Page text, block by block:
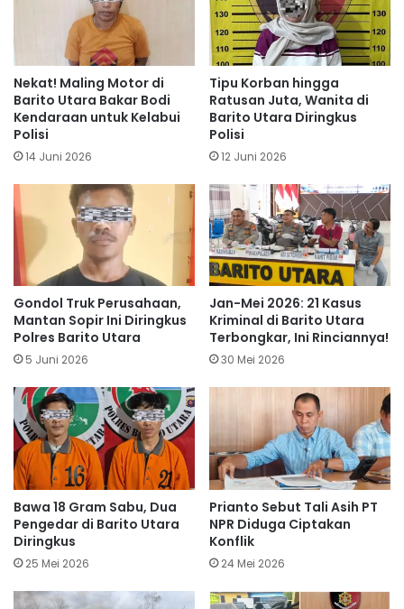
Nekat! Maling Motor di
Barito Utara Bakar Bodi
Kendaraan untuk Kelabui
Polisi
14 Juni 2026
Tipu Korban hingga
Ratusan Juta, Wanita di
Barito Utara Diringkus
Polisi
12 Juni 2026
Gondol Truk Perusahaan,
Mantan Sopir Ini Diringkus
Polres Barito Utara
5 Juni 2026
Jan-Mei 2026: 21 Kasus
Kriminal di Barito Utara
Terbongkar, Ini Rinciannya!
30 Mei 2026
Bawa 18 Gram Sabu, Dua
Pengedar di Barito Utara
Diringkus
25 Mei 2026
Prianto Sebut Tali Asih PT
NPR Diduga Ciptakan
Konflik
24 Mei 2026